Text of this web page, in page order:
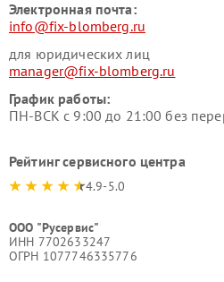
Электронная почта:
info@fix-blomberg.ru
для юридических лиц
manager@fix-blomberg.ru
График работы:
ПН-ВСК с 9:00 до 21:00 без
Рейтинг сервисного центра
4.9-5.0
ООО "Русервис"
ИНН 7702633247
ОГРН 1077746335776